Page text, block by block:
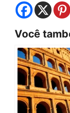
Você